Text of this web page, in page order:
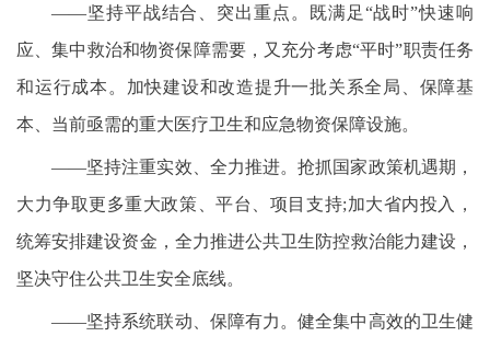
——坚持平战结合、突出重点。既满足“战时”快速响
应、集中救治和物资保障需要，又充分考虑“平时”职责任务
和运行成本。加快建设和改造提升一批关系全局、保障基
本、当前亟需的重大医疗卫生和应急物资保障设施。
——坚持注重实效、全力推进。抢抓国家政策机遇期，
大力争取更多重大政策、平台、项目支持;加大省内投入，
统筹安排建设资金，全力推进公共卫生防控救治能力建设，
坚决守住公共卫生安全底线。
——坚持系统联动、保障有力。健全集中高效的卫生健